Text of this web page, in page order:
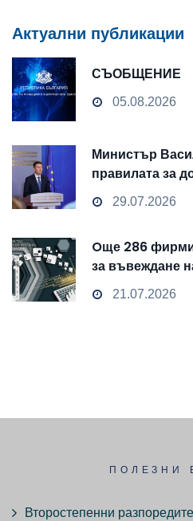
Актуални публикации
СЪОБЩЕНИЕ
05.08.2026
Министър
правилата за
чувствителни
29.07.2026
Oще 286
за въвеждане
и облачни
21.07.2026
ПОЛЕЗНИ
Второстепенни